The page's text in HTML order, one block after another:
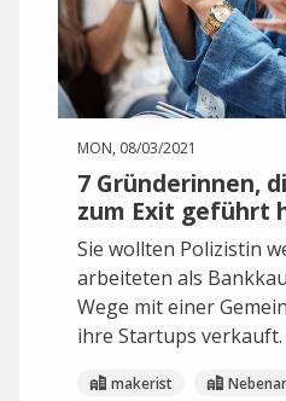
MON, 08/03/2021
7 Gründerinnen,
zum Exit geführt
Sie wollten Polizistin
arbeiteten als
Wege mit einer
ihre Startups verkauft.
makerist